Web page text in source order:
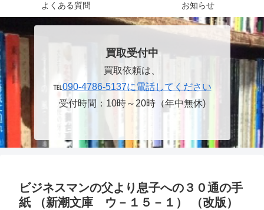
よくある質問 お知らせ
買取受付中
買取依頼は、
℡090-4786-5137に電話してください
受付時間：10時～20時（年中無休)
ビジネスマンの父より息子への３０通の手
紙 （新潮文庫 ウ－１５－１） （改版）